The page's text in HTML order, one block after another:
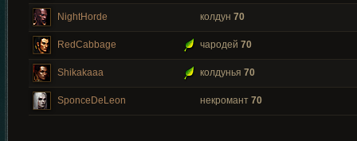
NightHorde колдун 70
RedCabbage чародей 70
Shikakaaa колдунья 70
SponceDeLeon некромант 70